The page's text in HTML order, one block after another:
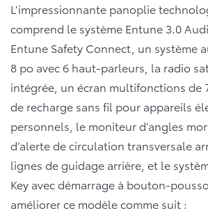
L’impressionnante panoplie
comprend le système Entune 3.0
Entune Safety Connect, un système
8 po avec 6 haut-parleurs, la radio
intégrée, un écran multifonctions de
de recharge sans fil pour appareils
personnels, le moniteur d’angles
d’alerte de circulation transversale
lignes de guidage arrière, et le
Key avec démarrage à bouton-
améliorer ce modèle comme suit :